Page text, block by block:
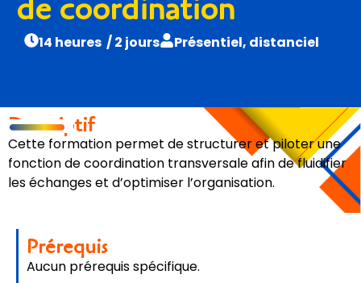
de coordination
14 heures / 2 jours Présentiel, distanciel
Descriptif
Cette formation permet de structurer et piloter une
fonction de coordination transversale afin de fluidifier
les échanges et d’optimiser l’organisation.
Prérequis
Aucun prérequis spécifique.